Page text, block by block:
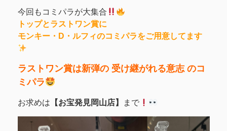
今回もコミパラが大集合
トップとラストワン賞に
モンキー・D・ルフィのコミパラをご用意してます
ラストワン賞は新弾の 受け継がれる意志 のコ
ミパラ
お求めは 【お宝発見岡山店】 まで